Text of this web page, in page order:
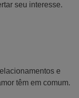
seu interesse.
e
têm em comum.